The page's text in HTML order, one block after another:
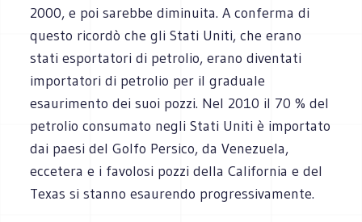
2000, e poi sarebbe diminuita. A conferma di
questo ricordò che gli Stati Uniti, che erano
stati esportatori di petrolio, erano diventati
importatori di petrolio per il graduale
esaurimento dei suoi pozzi. Nel 2010 il 70 % del
petrolio consumato negli Stati Uniti è importato
dai paesi del Golfo Persico, da Venezuela,
eccetera e i favolosi pozzi della California e del
Texas si stanno esaurendo progressivamente.